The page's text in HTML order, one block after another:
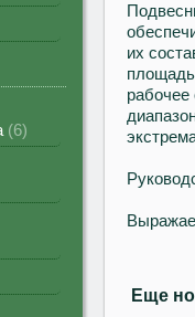
6
их
рабочее
Еще